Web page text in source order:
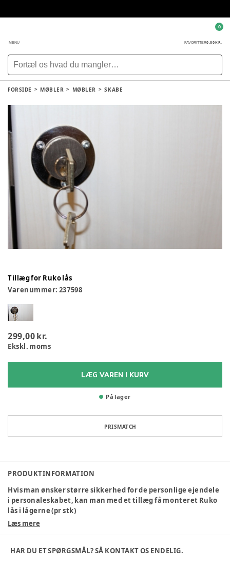
MENU FAVORITTER0,00 KR.
0
FORSIDE MØBLER MØBLER SKABE
Tillæg for Ruko lås
Varenummer: 237598
299,00 kr.
Ekskl. moms
LÆG VAREN I KURV
På lager
PRISMATCH
PRODUKTINFORMATION
Hvis man ønsker større sikkerhed for de personlige ejendele
i personaleskabet, kan man med et tillæg få monteret Ruko
lås i lågerne (pr stk)
Varenummer:
Læs mere
HAR DU ET SPØRGSMÅL? SÅ KONTAKT OS ENDELIG.